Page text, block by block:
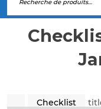
Checklist